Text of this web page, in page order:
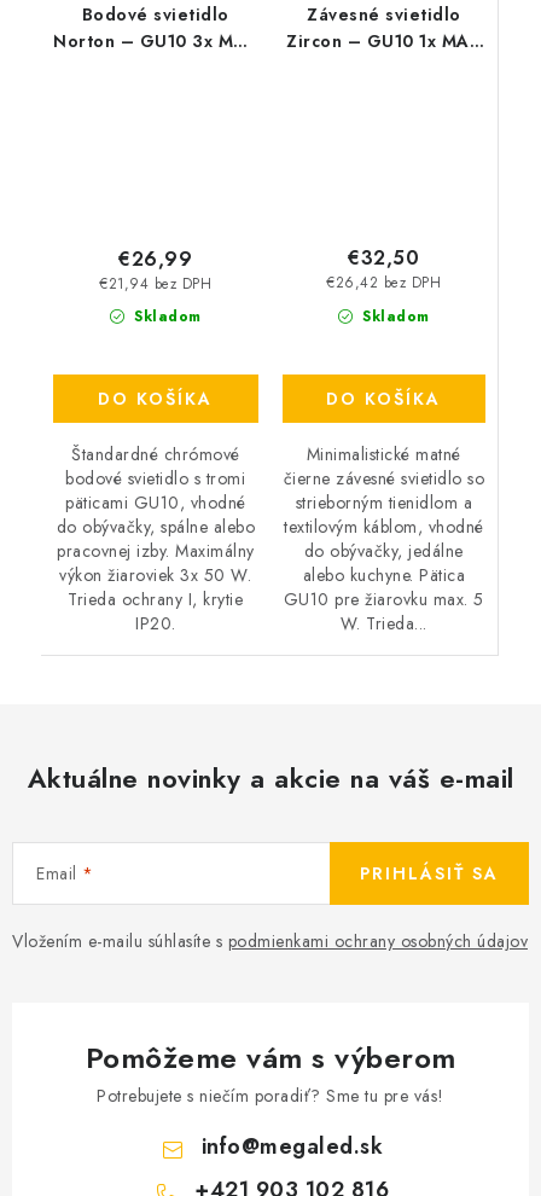
Bodové svietidlo
Norton – GU10 3x MAX
Skladom
€21,94 bez DPH
€26,99
DO KOŠÍKA
Štandardné chrómové
bodové svietidlo s tromi
päticami GU10, vhodné
do obývačky, spálne alebo
pracovnej izby. Maximálny
výkon žiaroviek 3x 50 W.
Trieda ochrany I, krytie
IP20.
Závesné svietidlo
Zircon – GU10 1x MAX
Skladom
€26,42 bez DPH
€32,50
DO KOŠÍKA
Minimalistické matné
čierne závesné svietidlo so
strieborným tienidlom a
textilovým káblom, vhodné
do obývačky, jedálne
alebo kuchyne. Pätica
GU10 pre žiarovku max. 5
W. Trieda...
Aktuálne novinky a akcie na váš e-mail
Email
Vložením e-mailu súhlasíte s podmienkami ochrany osobných údajov
PRIHLÁSIŤ SA
Pomôžeme vám s výberom
Potrebujete s niečím poradiť? Sme tu pre vás!
info@megaled.sk